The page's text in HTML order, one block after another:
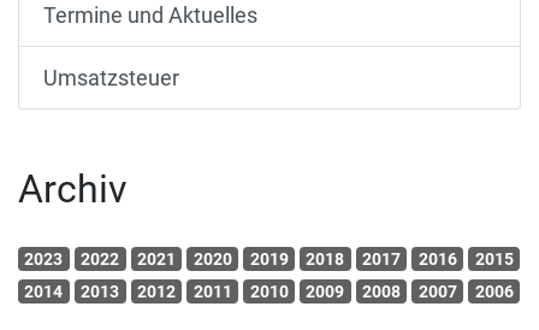
Termine und Aktuelles
Umsatzsteuer
Archiv
2023 2022 2021 2020 2019 2018 2017 2016
2015
2014
2013 2012 2011 2010 2009 2008 2007 2006